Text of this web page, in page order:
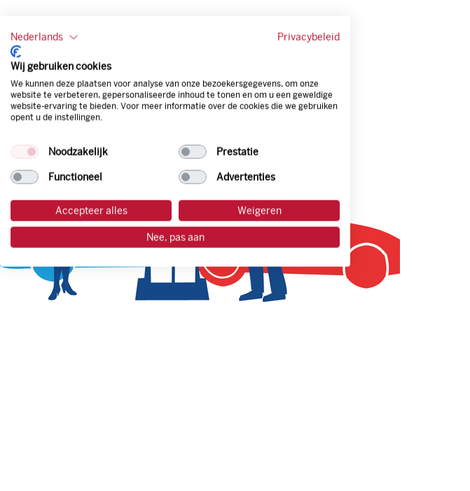
Nederlands Privacybeleid
Wij gebruiken cookies
We kunnen deze plaatsen voor analyse van onze bezoekersgegevens, om onze
website te verbeteren, gepersonaliseerde inhoud te tonen en om u een geweldige
website-ervaring te bieden. Voor meer informatie over de cookies die we gebruiken
opent u de instellingen.
Noodzakelijk Prestatie
Functioneel Advertenties
Accepteer alles Weigeren
Nee, pas aan